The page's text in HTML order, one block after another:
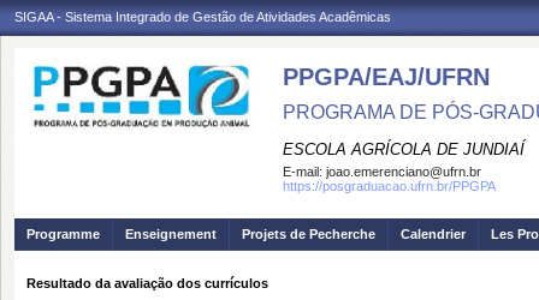
SIGAA - Sistema Integrado de Gestão de Atividades Acadêmicas
PPGPA/EAJ/UFRN
PROGRAMA DE PÓS-
ESCOLA AGRÍCOLA DE JUNDIAÍ
E-mail: joao.emerenciano@ufrn.br
https://posgraduacao.ufrn.br/PPGPA
Programme Enseignement Projets de Pecherche Calendrier Les
Resultado da avaliação dos currículos